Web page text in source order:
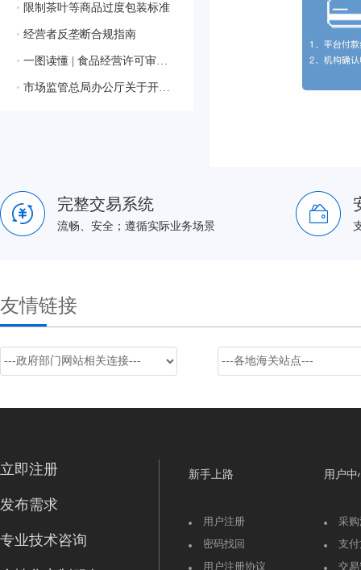
• 限制茶叶等商品过度包装标准
• 经营者反垄断合规指南
• 一图读懂 | 食品经营许可审查通则
• 市场监管总局办公厅关于开展2024年国家级检验检测机构能力验证工作的通知
完整交易系统
流畅、安全；遵循实际业务场景
友情链接
立即注册
发布需求
专业技术咨询
新手上路
用户注册
密码找回
用户注册协议
用户中
采
支
交